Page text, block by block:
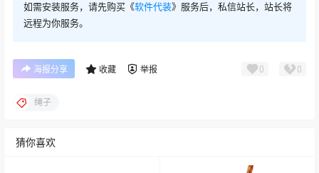
如需安装服务，请先购买《软件代装》服务后，私信站长，站长将
远程为你服务。
海报分享 收藏 举报 0 0
绳子
猜你喜欢